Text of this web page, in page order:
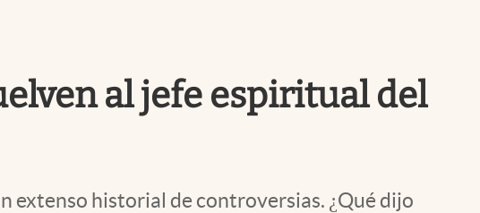
al jefe espiritual del
extenso historial de controversias. ¿Qué dijo